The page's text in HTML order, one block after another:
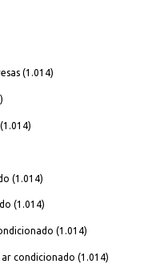
(1.014)
(1.014)
(1.014)
(1.014)
(1.014)
condicionado (1.014)